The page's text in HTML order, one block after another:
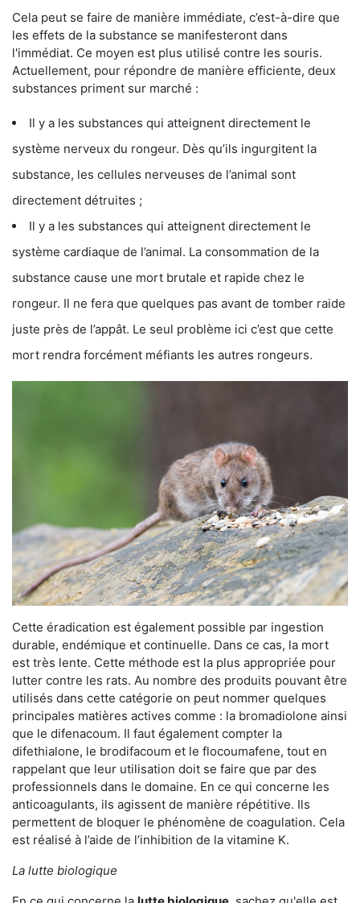
Cela peut se faire de manière immédiate, c’est-à-dire que
les effets de la substance se manifesteront dans
l'immédiat. Ce moyen est plus utilisé contre les souris.
Actuellement, pour répondre de manière efficiente, deux
substances priment sur marché :
Il y a les substances qui atteignent directement le
système nerveux du rongeur. Dès qu’ils ingurgitent la
substance, les cellules nerveuses de l’animal sont
directement détruites ;
Il y a les substances qui atteignent directement le
système cardiaque de l’animal. La consommation de la
substance cause une mort brutale et rapide chez le
rongeur. Il ne fera que quelques pas avant de tomber raide
juste près de l’appât. Le seul problème ici c’est que cette
mort rendra forcément méfiants les autres rongeurs.
Cette éradication est également possible par ingestion
durable, endémique et continuelle. Dans ce cas, la mort
est très lente. Cette méthode est la plus appropriée pour
lutter contre les rats. Au nombre des produits pouvant être
utilisés dans cette catégorie on peut nommer quelques
principales matières actives comme : la bromadiolone ainsi
que le difenacoum. Il faut également compter la
difethialone, le brodifacoum et le flocoumafene, tout en
rappelant que leur utilisation doit se faire que par des
professionnels dans le domaine. En ce qui concerne les
anticoagulants, ils agissent de manière répétitive. Ils
permettent de bloquer le phénomène de coagulation. Cela
est réalisé à l’aide de l’inhibition de la vitamine K.
La lutte biologique